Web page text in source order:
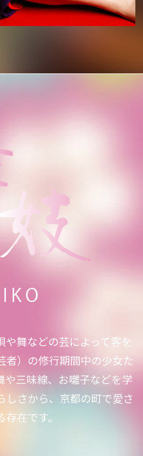
や舞などの芸によって客を
者）の修行期間中の少女た
や三味線、お囃子などを学
しさから、京都の町で愛さ
在です。